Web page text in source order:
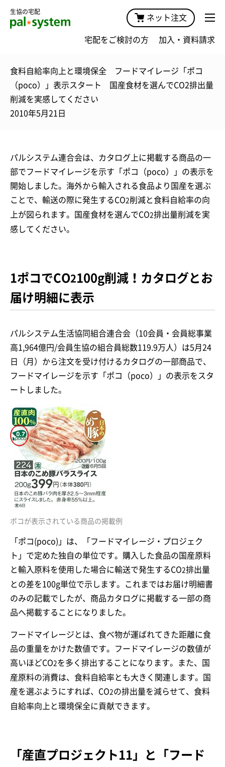
生協の宅配
ネット注文
宅配をご検討の方 加入・資料請求
食料自給率向上と環境保全 フードマイレージ「ポコ
（poco）」表示スタート 国産食材を選んでCO2排出量
削減を実感してください
2010年5月21日
パルシステム連合会は、カタログ上に掲載する商品の一
部でフードマイレージを示す「ポコ（poco）」の表示を
開始しました。海外から輸入される食品より国産を選ぶ
ことで、輸送の際に発生するCO2削減と食料自給率の向
上が図られます。国産食材を選んでCO2排出量削減を実
感してください。
1ポコでCO2100g削減！カタログとお
届け明細に表示
パルシステム生活協同組合連合会（10会員・会員総事業
高1,964億円/会員生協の組合員総数119.9万人）は5月24
日（月）から注文を受け付けるカタログの一部商品で、
フードマイレージを示す「ポコ（poco）」の表示をスタ
ートしました。
ポコが表示されている商品の掲載例
「ポコ(poco)」は、「フードマイレージ・プロジェク
ト」で定めた独自の単位です。購入した食品の国産原料
と輸入原料を使用した場合に輸送で発生するCO2排出量
との差を100g単位で示します。これまではお届け明細書
のみの記載でしたが、商品カタログに掲載する一部の商
品へ掲載することになりました。
フードマイレージとは、食べ物が運ばれてきた距離に食
品の重量をかけた数値です。フードマイレージの数値が
高いほどCO2を多く排出することになります。また、国
産原料の消費は、食料自給率とも大きく関連します。国
産を選ぶようにすれば、CO2の排出量を減らせて、食料
自給率向上と環境保全に貢献できます。
「産直プロジェクト11」と「フード